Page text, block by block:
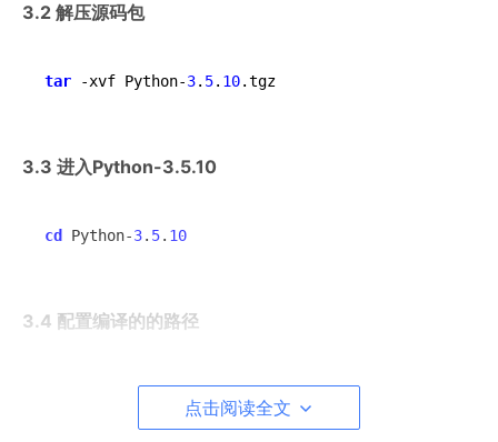
3.2 解压源码包
tar -xvf Python-3. 5. 10
3.3 进入Python-3.5.10
cd Python-3. 5. 10
3.4 配置编译的的路径
/configure --prefix=/usr/local/python3
置编译的的路径（这里--prefix是指定编译安装的文件
点击阅读全文